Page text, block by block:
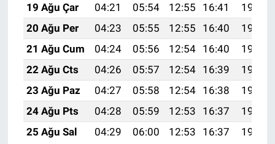
19 Ağu Çar
04:21 05:54 12:55 16:41
19:45
20 Ağu Per
04:23 05:55 12:55 16:40
19:44
21 Ağu Cum
04:24 05:56 12:54 16:40
19:42
22 Ağu Cts
04:26 05:57 12:54 16:39
19:41
23 Ağu Paz
04:27 05:58 12:54 16:38
19:39
24 Ağu Pts
04:28 05:59 12:53 16:37
19:38
25 Ağu Sal
04:29 06:00 12:53 16:37 19:36